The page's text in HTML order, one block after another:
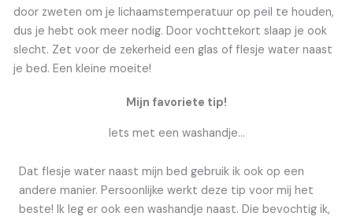
door zweten om je lichaamstemperatuur op peil te houden,
dus je hebt ook meer nodig. Door vochttekort slaap je ook
slecht. Zet voor de zekerheid een glas of flesje water naast
je bed. Een kleine moeite!
Mijn favoriete tip!
Iets met een washandje…
Dat flesje water naast mijn bed gebruik ik ook op een
andere manier. Persoonlijke werkt deze tip voor mij het
beste! Ik leg er ook een washandje naast. Die bevochtig ik,